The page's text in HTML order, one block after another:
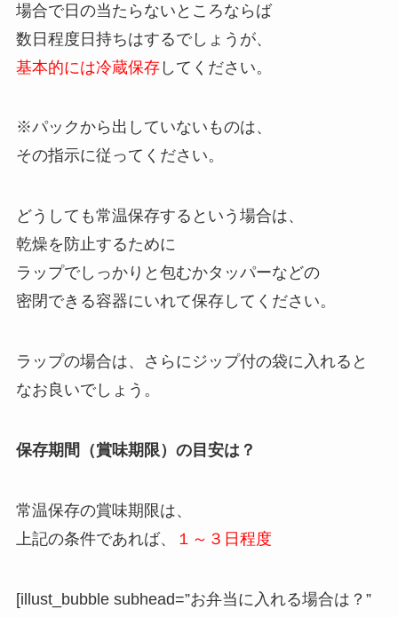
場合で日の当たらないところならば
数日程度日持ちはするでしょうが、
基本的には冷蔵保存してください。
※パックから出していないものは、
その指示に従ってください。
どうしても常温保存するという場合は、
乾燥を防止するために
ラップでしっかりと包むかタッパーなどの
密閉できる容器にいれて保存してください。
ラップの場合は、さらにジップ付の袋に入れると
なお良いでしょう。
保存期間（賞味期限）の目安は？
常温保存の賞味期限は、
上記の条件であれば、
１～３日程度
[illust_bubble subhead=”お弁当に入れる場合は？”